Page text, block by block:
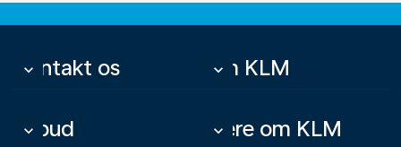
Kontakt os
keyboard_arrow_down Om KLM
keyboard_arrow_down
Tilbud
keyboard_arrow_down Mere om KLM
keyboard_arrow_down